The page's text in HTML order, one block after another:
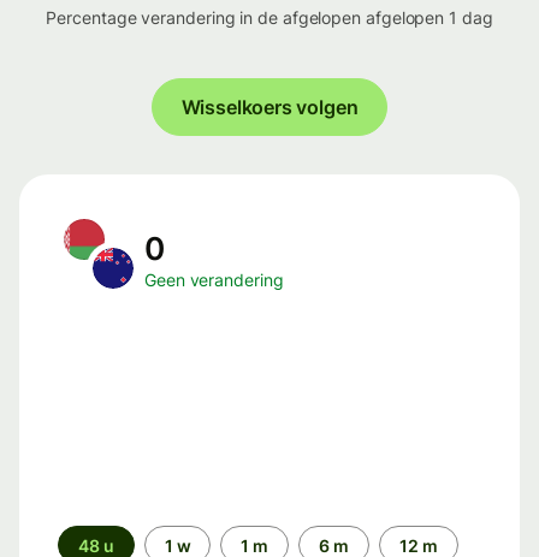
Percentage verandering in de afgelopen afgelopen 1 dag
Wisselkoers volgen
0
Geen verandering
Periode
48 u 1 w 1 m 6 m 12 m